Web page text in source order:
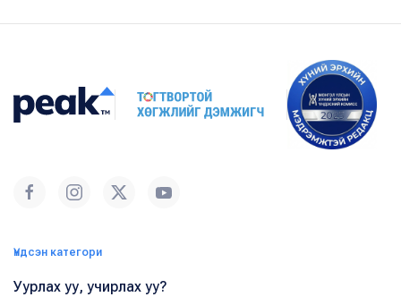
Үндсэн категори
Уурлах уу, учирлах уу?